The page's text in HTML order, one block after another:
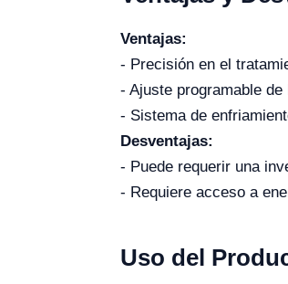
Ventajas:
- Precisión en el
- Ajuste programable
- Sistema de
Desventajas:
- Puede requerir una
- Requiere acceso a
Uso del